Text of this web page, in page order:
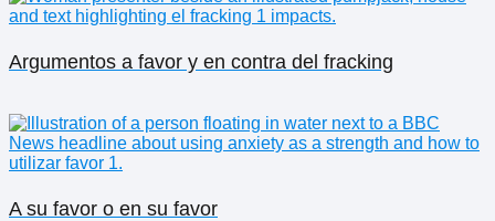
Argumentos a favor y en contra del fracking
A su favor o en su favor